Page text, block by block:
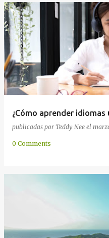
¿Cómo aprender
publicadas por Teddy Nee el
0 Comments